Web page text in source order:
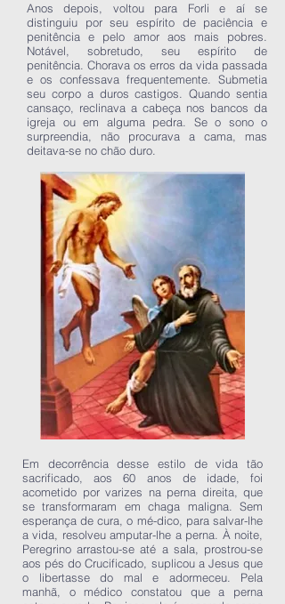
Anos depois, voltou para Forli e aí se
distinguiu por seu espírito de paciência e
penitência e pelo amor aos mais pobres.
Notável, sobretudo, seu espírito de
penitência. Chorava os erros da vida passada
e os confessava frequentemente. Submetia
seu corpo a duros castigos. Quando sentia
cansaço, reclinava a cabeça nos bancos da
igreja ou em alguma pedra. Se o sono o
surpreendia, não procurava a cama, mas
deitava-se no chão duro.
Em decorrência desse estilo de vida tão
sacrificado, aos 60 anos de idade, foi
acometido por varizes na perna direita, que
se transformaram em chaga maligna. Sem
esperança de cura, o mé-dico, para salvar-lhe
a vida, resolveu amputar-lhe a perna. À noite,
Peregrino arrastou-se até a sala, prostrou-se
aos pés do Crucificado, suplicou a Jesus que
o libertasse do mal e adormeceu. Pela
manhã, o médico constatou que a perna